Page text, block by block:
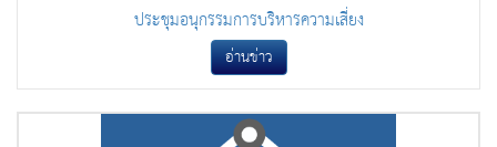
ประชุมอนุกรรมการบริหารความเสี่ยง
อ่านข่าว